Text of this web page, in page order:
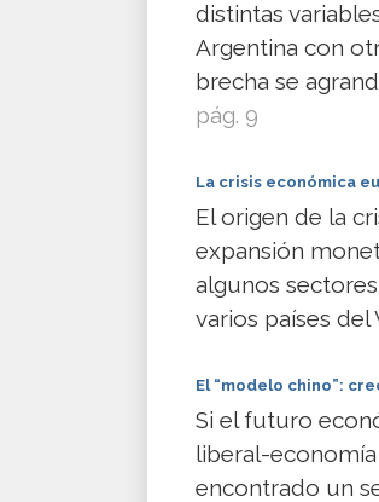
distintas
Argentina con
brecha se
pág. 9
La crisis económica
El origen de la
expansión
algunos
varios países del
El “modelo chino”:
Si el futuro
liberal-
encontrado un